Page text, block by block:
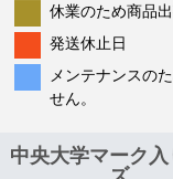
休業のため商品
発送休止日
メンテナンスの
せん。
中央大学マーク入